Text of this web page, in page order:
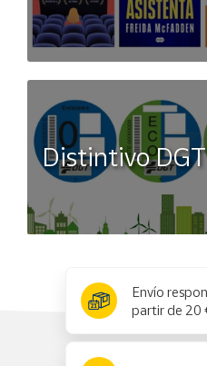
Distintivo DGT
Envío
partir de 20